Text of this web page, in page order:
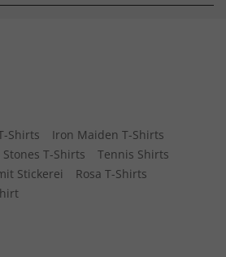
Shirts
Iron Maiden T-Shirts
T-Shirts
Tennis Shirts
Stickerei
Rosa T-Shirts